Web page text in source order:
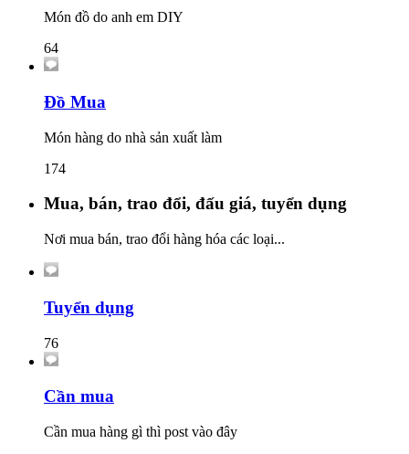
Món đồ do anh em DIY
64
Đồ Mua
Món hàng do nhà sản xuất làm
174
Mua, bán, trao đổi, đấu giá, tuyển dụng
Nơi mua bán, trao đổi hàng hóa các loại...
Tuyển dụng
76
Cần mua
Cần mua hàng gì thì post vào đây